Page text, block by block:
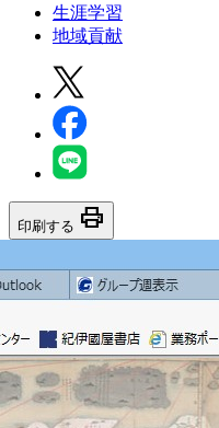
生涯学習
地域貢献
印刷する print